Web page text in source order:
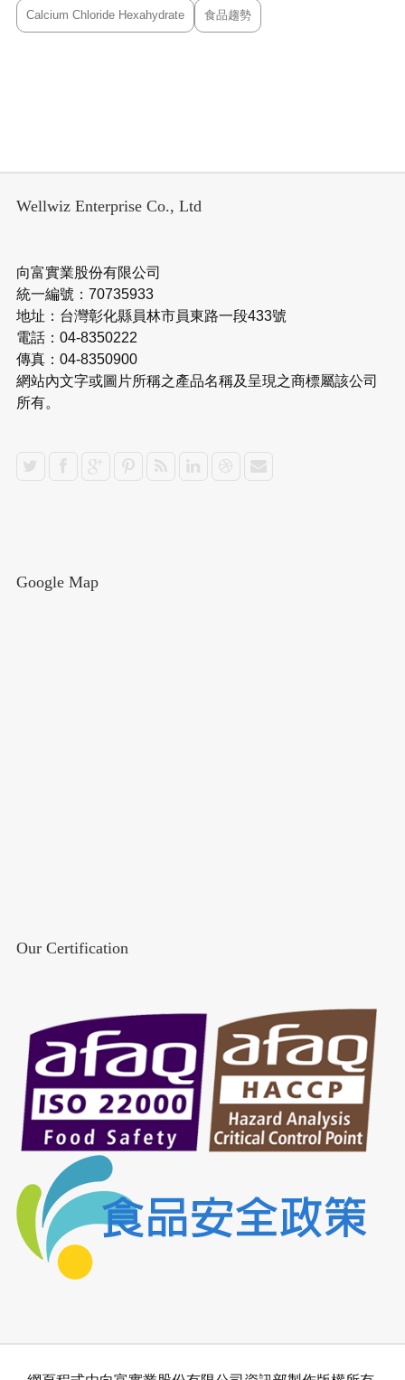
Calcium Chloride Hexahydrate 食品趨勢
Wellwiz Enterprise Co., Ltd
向富實業股份有限公司
統一編號：70735933
地址：台灣彰化縣員林市員東路一段433號
電話：04-8350222
傳真：04-8350900
網站內文字或圖片所稱之產品名稱及呈現之商標屬該公司
所有。
Google Map
Our Certification